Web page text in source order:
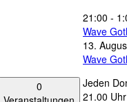
0
21:00 -
Wave
13.
Wave
Jeden
21.00